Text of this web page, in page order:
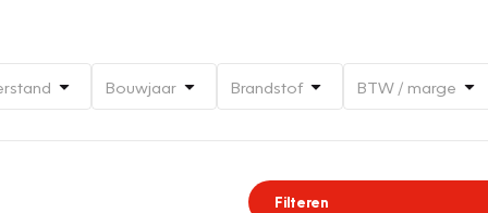
Bouwjaar Brandstof BTW / marge
Filteren